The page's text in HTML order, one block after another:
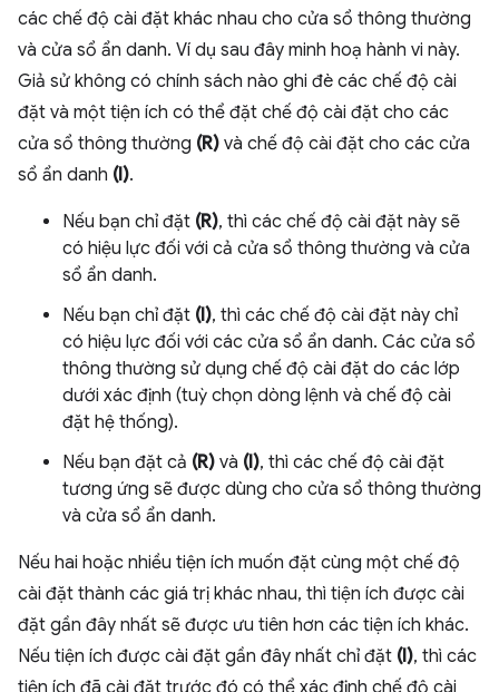
các chế độ cài đặt khác nhau cho cửa sổ thông thường
và cửa sổ ẩn danh. Ví dụ sau đây minh hoạ hành vi này.
Giả sử không có chính sách nào ghi đè các chế độ cài
đặt và một tiện ích có thể đặt chế độ cài đặt cho các
cửa sổ thông thường (R) và chế độ cài đặt cho các cửa
sổ ẩn danh (I).
Nếu bạn chỉ đặt (R), thì các chế độ cài đặt này sẽ
có hiệu lực đối với cả cửa sổ thông thường và cửa
sổ ẩn danh.
Nếu bạn chỉ đặt (I), thì các chế độ cài đặt này chỉ
có hiệu lực đối với các cửa sổ ẩn danh. Các cửa sổ
thông thường sử dụng chế độ cài đặt do các lớp
dưới xác định (tuỳ chọn dòng lệnh và chế độ cài
đặt hệ thống).
Nếu bạn đặt cả (R) và (I), thì các chế độ cài đặt
tương ứng sẽ được dùng cho cửa sổ thông thường
và cửa sổ ẩn danh.
Nếu hai hoặc nhiều tiện ích muốn đặt cùng một chế độ
cài đặt thành các giá trị khác nhau, thì tiện ích được cài
đặt gần đây nhất sẽ được ưu tiên hơn các tiện ích khác.
Nếu tiện ích được cài đặt gần đây nhất chỉ đặt (I), thì các
tiện ích đã cài đặt trước đó có thể xác định chế độ cài